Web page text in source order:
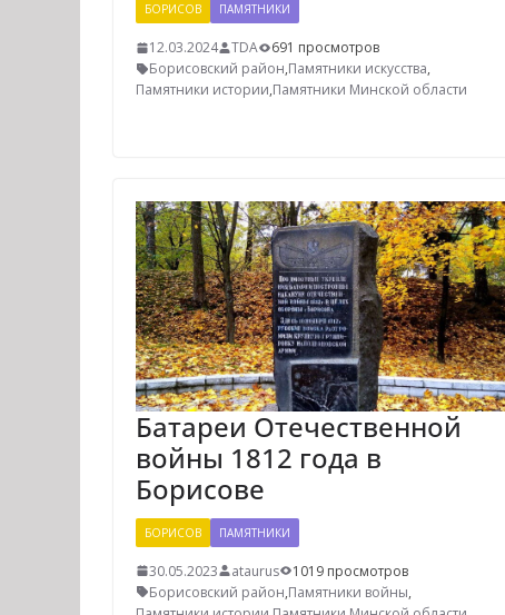
БОРИСОВ ПАМЯТНИКИ
12.03.2024 TDA
691 просмотров
Борисовский район,Памятники искусства,
Памятники истории,Памятники Минской области
Батареи Отечественной
войны 1812 года в
Борисове
БОРИСОВ ПАМЯТНИКИ
30.05.2023 ataurus
1019 просмотров
Борисовский район,Памятники войны,